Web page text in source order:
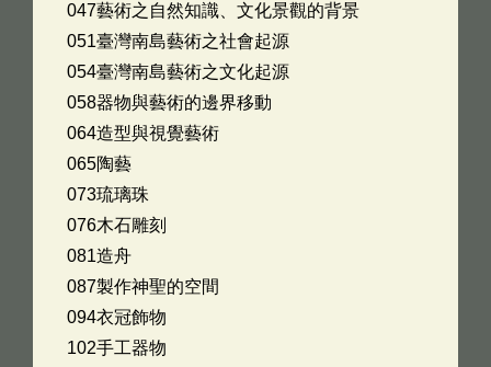
047藝術之自然知識、文化景觀的背景
051臺灣南島藝術之社會起源
054臺灣南島藝術之文化起源
058器物與藝術的邊界移動
064造型與視覺藝術
065陶藝
073琉璃珠
076木石雕刻
081造舟
087製作神聖的空間
094衣冠飾物
102手工器物